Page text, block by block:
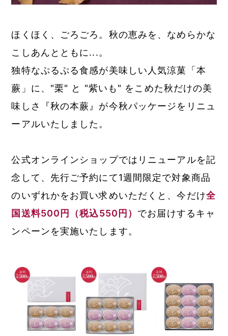
ほくほく、ごろごろ。秋の恵みを、なめらかな
こしあんとともに...。
独特なぷるぷる食感が美味しい人気涼菓「本
蕨」に、"栗" と "紫いも" をこめた秋だけの美
味しさ『秋の本蕨』が今秋パッケージをリニュ
ーアルいたしました。
公式オンラインショップではリニューアルを記
念して、先行ご予約にて1週間限定で対象商品
のいずれかをお買い求めいただくと、今だけ全
国送料500円（税込550円） でお届けするキャ
ンペーンを実施いたします。